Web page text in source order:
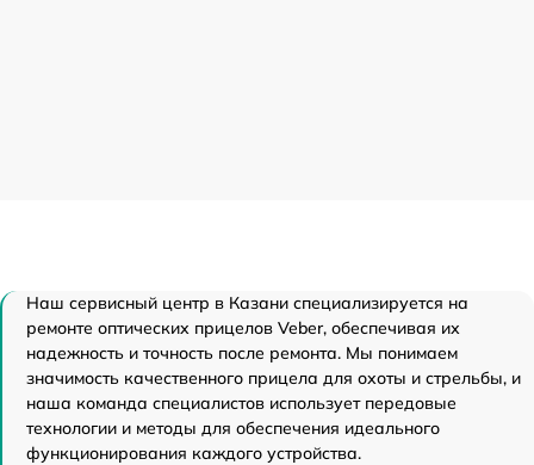
Наш сервисный центр в Казани специализируется на
ремонте оптических прицелов Veber, обеспечивая их
надежность и точность после ремонта. Мы понимаем
значимость качественного прицела для охоты и стрельбы, и
наша команда специалистов использует передовые
технологии и методы для обеспечения идеального
функционирования каждого устройства.